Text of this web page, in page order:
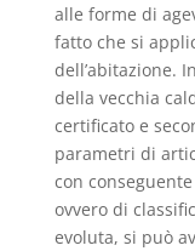
alle forme di
fatto che si
dell’abitazione.
della vecchia
certificato e
parametri di
con
ovvero di
evoluta, si può